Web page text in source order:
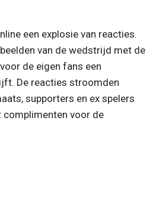
een explosie van reacties.
van de wedstrijd met de
de eigen fans een
De reacties stroomden
supporters en ex spelers
voor de